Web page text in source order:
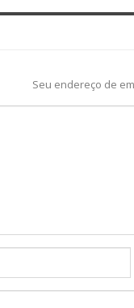
Seu endereço de